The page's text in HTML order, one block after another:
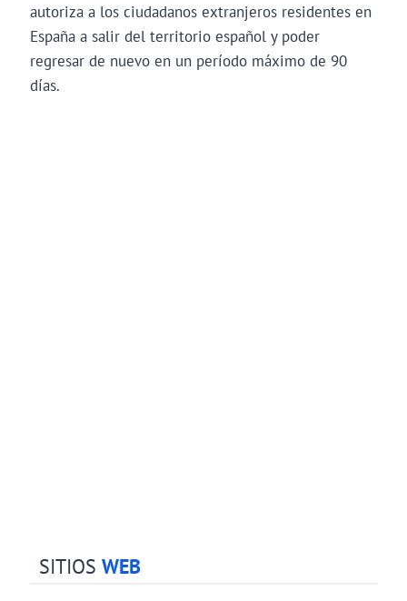
autoriza a los ciudadanos extranjeros residentes en
España a salir del territorio español y poder
regresar de nuevo en un período máximo de 90
días.
SITIOS WEB